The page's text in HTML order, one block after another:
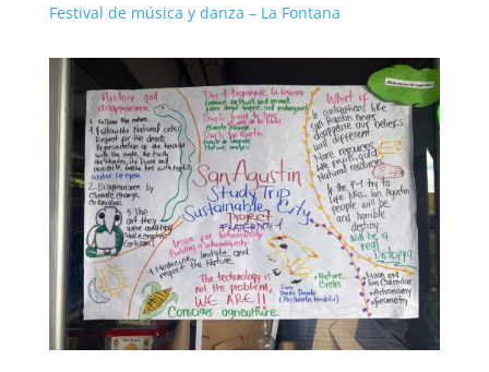
Festival de música y danza – La Fontana